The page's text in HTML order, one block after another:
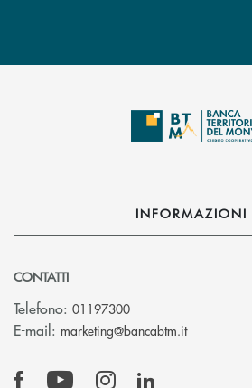
INFORMAZIONI
CONTATTI
Telefono: 01197300
E-mail: marketing@bancabtm.it(si apre